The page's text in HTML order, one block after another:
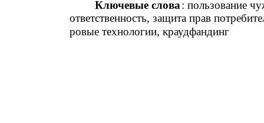
Ключевые слова: пользование
ответственность, защита прав
ровые технологии, краудфандинг